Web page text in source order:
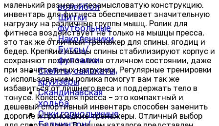
волейбол
Щитки
футбольные
Наколенники
Бутсы/
футзалки
Скейты, самокаты,
круизёры
Скандинавская
ходьба
Очки горнолыжные
маленький размер и незамысловатую конструкцию,
инвентарь для фитнеса обеспечивает значительную
нагрузку на различные группы мышц. Ролик для
фитнеса воздействует не только на мышцы пресса,
это так же отличный тренажер для спины, ягодиц и
бедер. Крепкие мышцы спины стабилизируют корпус и
сохраняют позвоночник в отличном состоянии, даже
при значительных нагрузках. Регулярные тренировки
с использованием ролика помогут вам так же
избавиться от лишнего веса и поддержать тело в
тонусе. Колесо для пресса – это компактный и
дешевый спортивный инвентарь способен заменить
дорогие и громоздкие тренажеры. Отличный выбор